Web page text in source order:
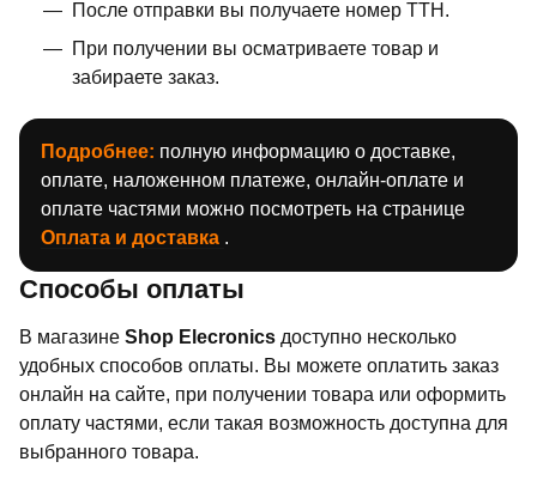
После отправки вы получаете номер ТТН.
При получении вы осматриваете товар и
забираете заказ.
Подробнее: полную информацию о доставке,
оплате, наложенном платеже, онлайн-оплате и
оплате частями можно посмотреть на странице
Оплата и доставка .
Способы оплаты
В магазине Shop Elecronics доступно несколько
удобных способов оплаты. Вы можете оплатить заказ
онлайн на сайте, при получении товара или оформить
оплату частями, если такая возможность доступна для
выбранного товара.